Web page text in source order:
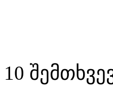
10